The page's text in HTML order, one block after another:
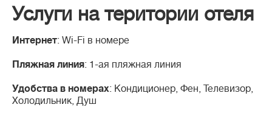
Услуги на територии отеля
Интернет: Wi-Fi в номере
Пляжная линия: 1-ая пляжная линия
Удобства в номерах: Кондиционер, Фен, Телевизор,
Холодильник, Душ